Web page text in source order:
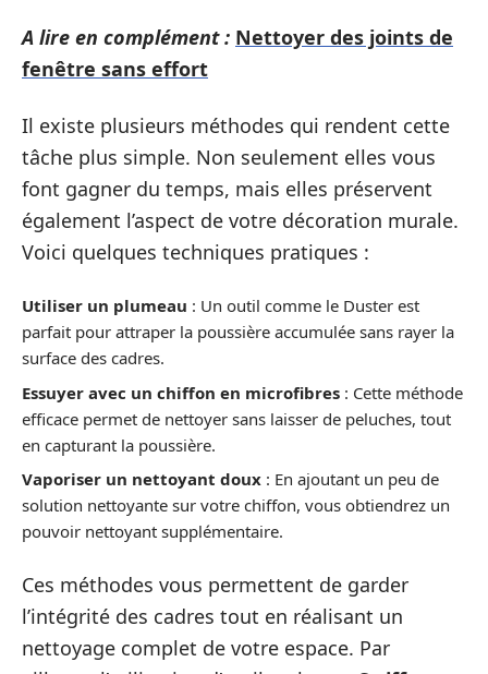
A lire en complément : Nettoyer des joints de
fenêtre sans effort
Il existe plusieurs méthodes qui rendent cette
tâche plus simple. Non seulement elles vous
font gagner du temps, mais elles préservent
également l’aspect de votre décoration murale.
Voici quelques techniques pratiques :
Utiliser un plumeau : Un outil comme le Duster est
parfait pour attraper la poussière accumulée sans rayer la
surface des cadres.
Essuyer avec un chiffon en microfibres : Cette méthode
efficace permet de nettoyer sans laisser de peluches, tout
en capturant la poussière.
Vaporiser un nettoyant doux : En ajoutant un peu de
solution nettoyante sur votre chiffon, vous obtiendrez un
pouvoir nettoyant supplémentaire.
Ces méthodes vous permettent de garder
l’intégrité des cadres tout en réalisant un
nettoyage complet de votre espace. Par